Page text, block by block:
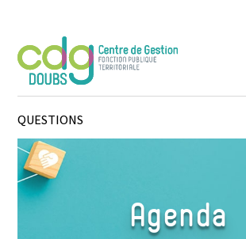
ACCUEIL○AGENDA○LA MOBILITÉ :
QUESTIONS
Agenda